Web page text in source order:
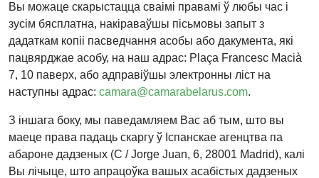
Вы можаце скарыстацца сваімі правамі ў любы час і
зусім бясплатна, накіраваўшы пісьмовы запыт з
дадаткам копіі пасведчання асобы або дакумента, які
пацвярджае асобу, на наш адрас: Plaça Francesc Macià
7, 10 паверх, або адправіўшы электронны ліст на
наступны адрас: camara@camarabelarus.com.
З іншага боку, мы паведамляем Вас аб тым, што вы
маеце права падаць скаргу ў Іспанскае агенцтва па
абароне дадзеных (C / Jorge Juan, 6, 28001 Madrid), калі
Вы лічыце, што апрацоўка вашых асабістых дадзеных